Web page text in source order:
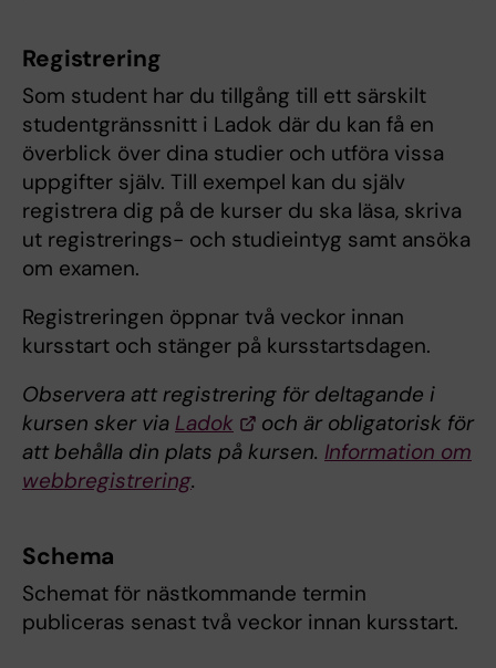
Registrering
Som student har du tillgång till ett särskilt
studentgränssnitt i Ladok där du kan få en
överblick över dina studier och utföra vissa
uppgifter själv. Till exempel kan du själv
registrera dig på de kurser du ska läsa, skriva
ut registrerings- och studieintyg samt ansöka
om examen.
Registreringen öppnar två veckor innan
kursstart och stänger på kursstartsdagen.
Observera att registrering för deltagande i
kursen sker via Ladok
och är obligatorisk för
att behålla din plats på kursen. Information om
webbregistrering.
Schema
Schemat för nästkommande termin
publiceras senast två veckor innan kursstart.